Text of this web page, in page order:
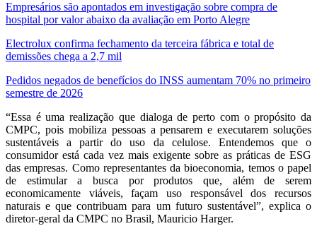
Empresários são apontados em investigação sobre compra de
hospital por valor abaixo da avaliação em Porto Alegre
Electrolux confirma fechamento da terceira fábrica e total de
demissões chega a 2,7 mil
Pedidos negados de benefícios do INSS aumentam 70% no primeiro
semestre de 2026
“Essa é uma realização que dialoga de perto com o propósito da
CMPC, pois mobiliza pessoas a pensarem e executarem soluções
sustentáveis a partir do uso da celulose. Entendemos que o
consumidor está cada vez mais exigente sobre as práticas de ESG
das empresas. Como representantes da bioeconomia, temos o papel
de estimular a busca por produtos que, além de serem
economicamente viáveis, façam uso responsável dos recursos
naturais e que contribuam para um futuro sustentável”, explica o
diretor-geral da CMPC no Brasil, Mauricio Harger.